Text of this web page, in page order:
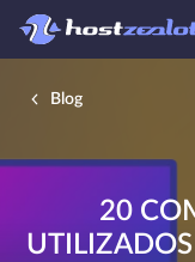
Blog
20